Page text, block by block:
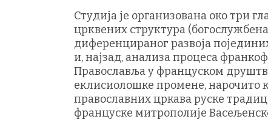
Студија је организована око три
црквених структура
диференцираног развоја
и, најзад, анализа процеса
Православља у француском
еклисиолошке промене, нарочито
православних цркава руске
француске митрополије